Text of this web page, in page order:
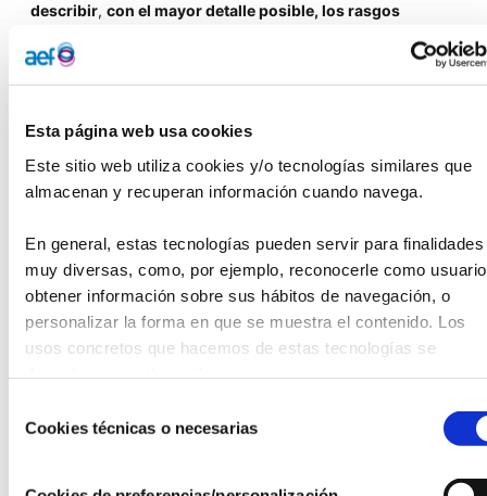
Esta página web usa cookies
Este sitio web utiliza cookies y/o tecnologías similares que
almacenan y recuperan información cuando navega.
En general, estas tecnologías pueden servir para finalidades
muy diversas, como, por ejemplo, reconocerle como
obtener información sobre sus hábitos de navegación, o
personalizar la forma en que se muestra el contenido. Los
usos concretos que hacemos de estas tecnologías se
deCookies técnicas o necesarias
describir, con el mayor detalle posible, los rasgos
estados de salud y enfermedad
. Todo ello contribuye a
una mayor compresión de la variabilidad biológica, así
determinantes de la salud para poder realizar una
clasificación más precisa de los signos y síntomas, y por
tanto, de las enfermedades, con el fin último de mejorar la
En el nuevo informe
, recién publicado por la Fundación
Instituto Roche, podréis descubrir cómo elfenotipado de
precisiónpuede contribuir a optimizarlos ensayos
clínicos,realizardiagnósticos más precisos, conocer los
factores determinantes de las enfermedades y mejorar
las estrategias terapéuticas,optimizando el proceso